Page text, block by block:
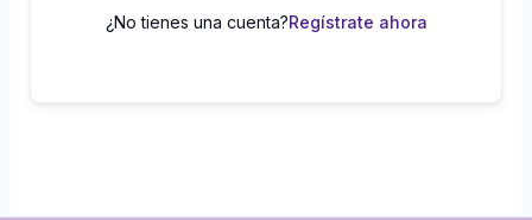
¿No tienes una cuenta?Regístrate ahora